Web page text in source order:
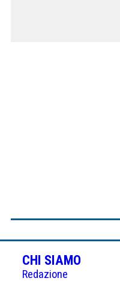
CHI SIAMO
Redazione